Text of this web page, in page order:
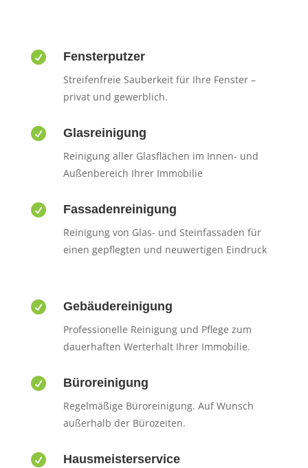
 Fensterputzer
Streifenfreie Sauberkeit für Ihre Fenster –
privat und gewerblich.
 Glasreinigung
Reinigung aller Glasflächen im Innen- und
Außenbereich Ihrer Immobilie
 Fassadenreinigung
Reinigung von Glas- und Steinfassaden für
einen gepflegten und neuwertigen Eindruck
 Gebäudereinigung
Professionelle Reinigung und Pflege zum
dauerhaften Werterhalt Ihrer Immobilie.
 Büroreinigung
Regelmäßige Büroreinigung. Auf Wunsch
außerhalb der Bürozeiten.
 Hausmeisterservice